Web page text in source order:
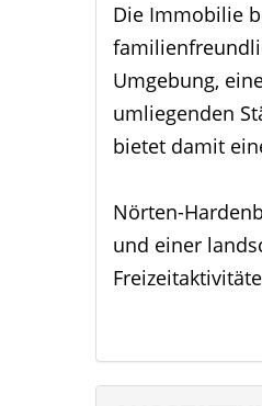
Die Immobilie
Umgebung,
umliegenden
bietet damit
Nörten-
und einer
Gräfliche
Gemeinde